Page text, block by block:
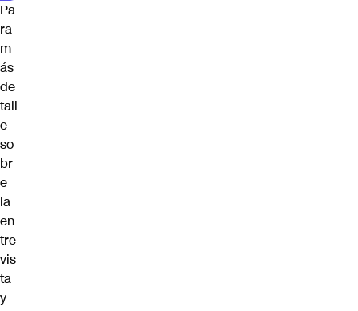
Pa
ra
m
ás
de
tall
e
so
br
e
la
en
tre
vis
ta
y